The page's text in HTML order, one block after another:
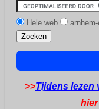
o
o
k
Hele web
>>Tijdens lezen
hier